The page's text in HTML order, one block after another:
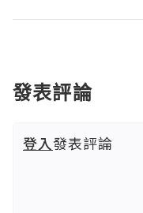
發表評論
登入發表評論